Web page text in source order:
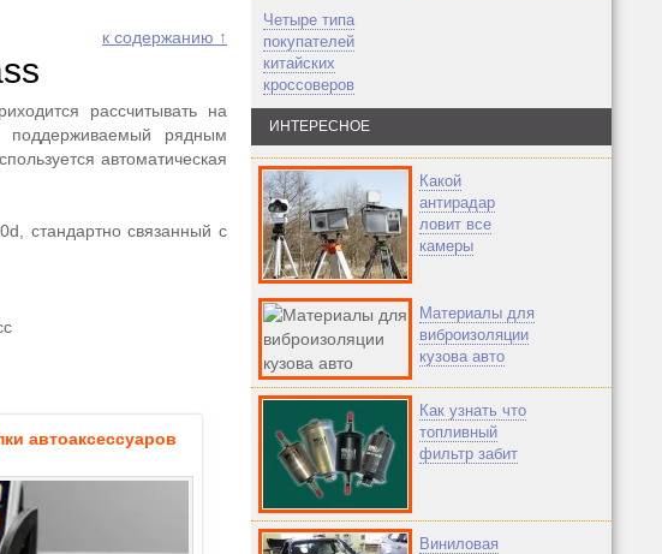
к содержанию ↑
рассчитывать на
рядным
автоматическая
стандартно связанный с
автоаксессуаров
Четыре типа
покупателей
китайских
кроссоверов
ИНТЕРЕСНОЕ
Какой
антирадар
ловит все
камеры
Материалы для
виброизоляции
кузова авто
Как узнать что
топливный
фильтр забит
Виниловая